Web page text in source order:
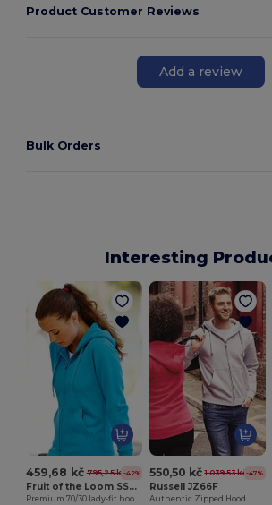
Product Customer Reviews
Add a review
Bulk Orders
Interesting
459,68 kč 795,25 kč-42%
Fruit of the Loom SS312
Premium 70/30 lady-fit hooded sweatshirt jacket
550,50 kč 1 039,53 kč-47%
Russell JZ66F
Authentic Zipped Hood